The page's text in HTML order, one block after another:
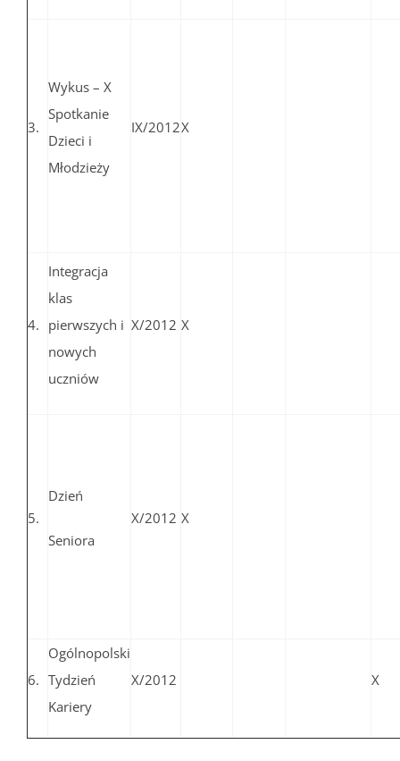
3.
Wykus – X
Spotkanie
Dzieci i
Młodzieży
IX/2012X
4.
Integracja
klas
pierwszych i
nowych
uczniów
X/2012 X
5.
Dzień
Seniora
X/2012 X
6.
Ogólnopolski
Tydzień
Kariery
X/2012 X